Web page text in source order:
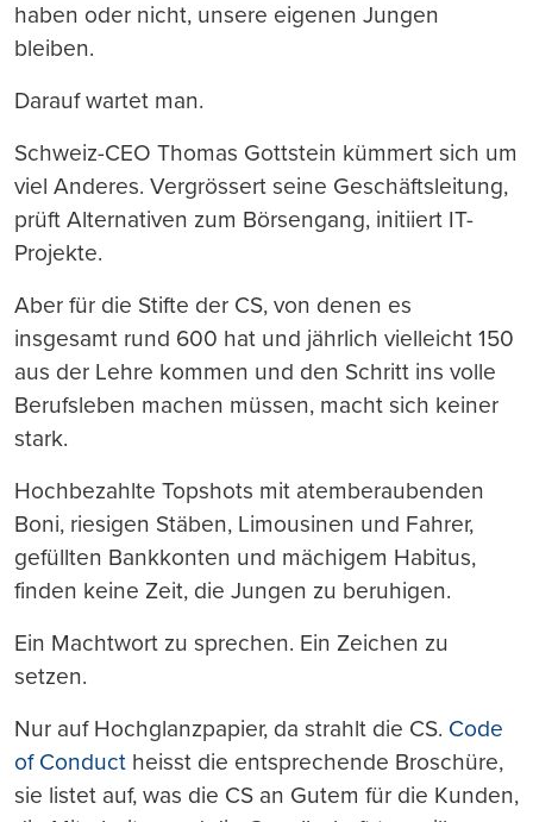
haben oder nicht, unsere eigenen Jungen
bleiben.
Darauf wartet man.
Schweiz-CEO Thomas Gottstein kümmert sich um
viel Anderes. Vergrössert seine Geschäftsleitung,
prüft Alternativen zum Börsengang, initiiert IT-
Projekte.
Aber für die Stifte der CS, von denen es
insgesamt rund 600 hat und jährlich vielleicht 150
aus der Lehre kommen und den Schritt ins volle
Berufsleben machen müssen, macht sich keiner
stark.
Hochbezahlte Topshots mit atemberaubenden
Boni, riesigen Stäben, Limousinen und Fahrer,
gefüllten Bankkonten und mächigem Habitus,
finden keine Zeit, die Jungen zu beruhigen.
Ein Machtwort zu sprechen. Ein Zeichen zu
setzen.
Nur auf Hochglanzpapier, da strahlt die CS. Code
of Conduct heisst die entsprechende Broschüre,
sie listet auf, was die CS an Gutem für die Kunden,